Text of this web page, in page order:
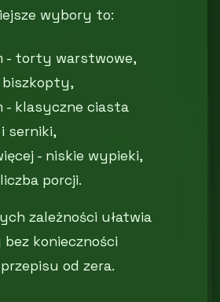
wybory to:
- torty warstwowe,
- klasyczne ciasta
serniki,
- niskie wypieki,
porcji.
zależności ułatwia
konieczności
od zera.